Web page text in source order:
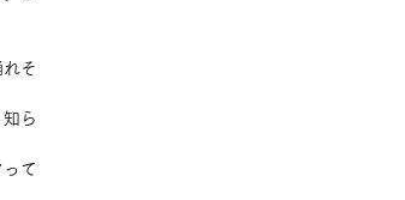
そ
ら
て